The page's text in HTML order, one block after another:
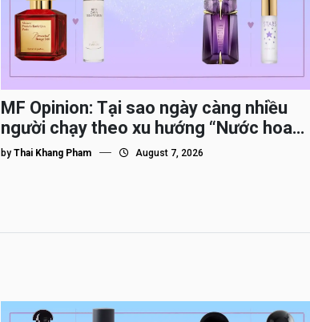
MF Opinion: Tại sao ngày càng nhiều
người chạy theo xu hướng “Nước hoa
Dupe”?
by Thai Khang Pham August 7, 2026